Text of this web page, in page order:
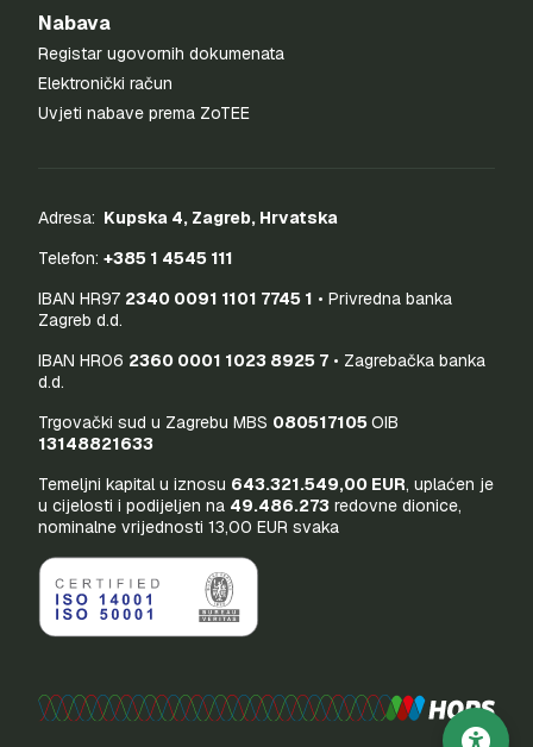
Nabava
Registar ugovornih dokumenata
Elektronički račun
Uvjeti nabave prema ZoTEE
Adresa: Kupska 4, Zagreb, Hrvatska
Telefon: +385 1 4545 111
IBAN HR97 2340 0091 1101 7745 1 • Privredna banka
Zagreb d.d.
IBAN HR06 2360 0001 1023 8925 7 • Zagrebačka banka
d.d.
Trgovački sud u Zagrebu MBS 080517105OIB
13148821633
Temeljni kapital u iznosu 643.321.549,00 EUR, uplaćen je
u cijelosti i podijeljen na 49.486.273 redovne dionice,
nominalne vrijednosti 13,00 EUR svaka